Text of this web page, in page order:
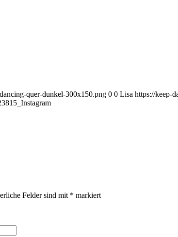
quer-dunkel-300x150.png 0 0 Lisa https://keep-
Felder sind mit * markiert